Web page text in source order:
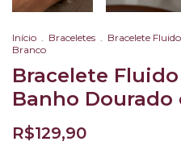
Início Braceletes
Bracelete
Branco
Bracelete
Banho Dourado
R$129,90